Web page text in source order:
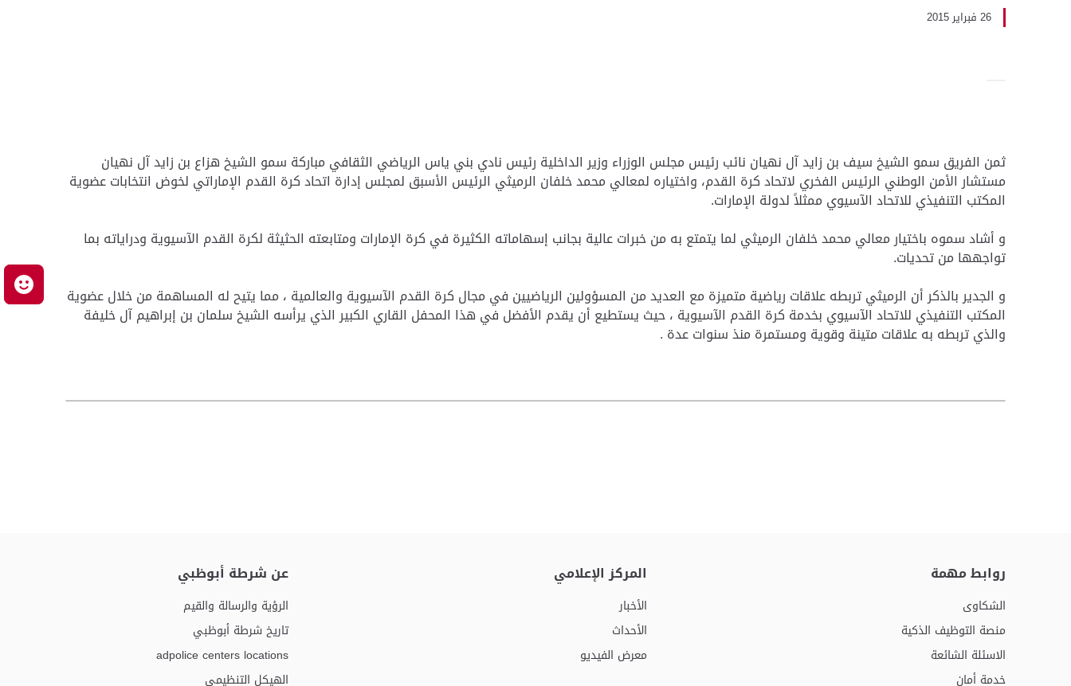
26 فبراير 2015
ثمن الفريق سمو الشيخ سيف بن زايد آل نهيان نائب رئيس مجلس الوزراء وزير الداخلية رئيس نادي بني ياس الرياضي الثقافي مباركة سمو الشيخ هزاع بن زايد آل نهيان
مستشار الأمن الوطني الرئيس الفخري لاتحاد كرة القدم، واختياره لمعالي محمد خلفان الرميثي الرئيس الأسبق لمجلس إدارة اتحاد كرة القدم الإماراتي لخوض انتخابات عضوية
المكتب التنفيذي للاتحاد الآسيوي ممثلاً لدولة الإمارات.
و أشاد سموه باختيار معالي محمد خلفان الرميثي لما يتمتع به من خبرات عالية بجانب إسهاماته الكثيرة في كرة الإمارات ومتابعته الحثيثة لكرة القدم الآسيوية ودراياته بما
تواجهها من تحديات.
و الجدير بالذكر أن الرميثي تربطه علاقات رياضية متميزة مع العديد من المسؤولين الرياضيين في مجال كرة القدم الآسيوية والعالمية ، مما يتيح له المساهمة من خلال عضوية
المكتب التنفيذي للاتحاد الآسيوي بخدمة كرة القدم الآسيوية ، حيث يستطيع أن يقدم الأفضل في هذا المحفل القاري الكبير الذي يرأسه الشيخ سلمان بن إبراهيم آل خليفة
والذي تربطه به علاقات متينة وقوية ومستمرة منذ سنوات عدة .
روابط مهمة
الشكاوى
منصة التوظيف الذكية
الاسئلة الشائعة
خدمة أمان
المركز الإعلامي
الأخبار
الأحداث
معرض الفيديو
عن شرطة أبوظبي
الرؤية والرسالة والقيم
تاريخ شرطة أبوظبي
adpolice centers locations
الهيكل التنظيمي